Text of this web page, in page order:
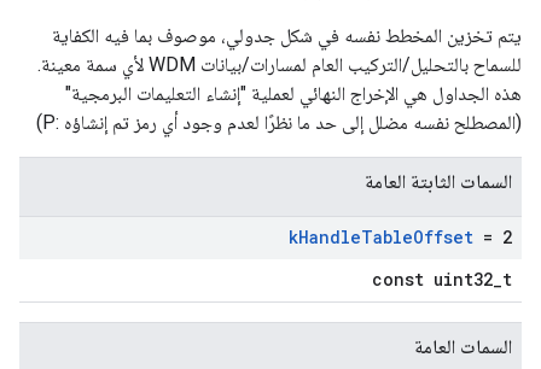
يتم تخزين المخطط نفسه في شكل جدولي، موصوف بما فيه الكفاية
للسماح بالتحليل/التركيب العام لمسارات/بيانات WDM لأي سمة معينة.
هذه الجداول هي الإخراج النهائي لعملية "إنشاء التعليمات البرمجية"
(المصطلح نفسه مضلل إلى حد ما نظرًا لعدم وجود أي رمز تم إنشاؤه :P)
السمات الثابتة العامة
kHandleTableOffset = 2
const uint32_t
السمات العامة